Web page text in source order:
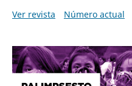
Ver revista
Número actual